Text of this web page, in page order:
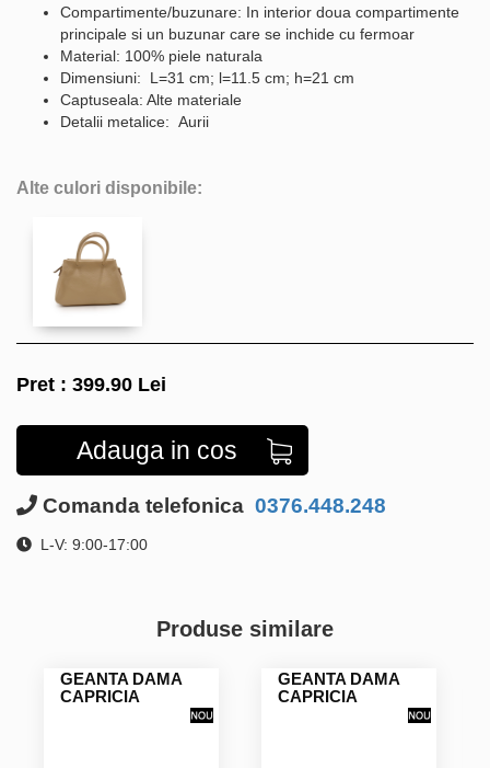
Compartimente/buzunare: In interior doua compartimente
principale si un buzunar care se inchide cu fermoar
Material: 100% piele naturala
Dimensiuni: L=31 cm; l=11.5 cm; h=21 cm
Captuseala: Alte materiale
Detalii metalice: Aurii
Alte culori disponibile:
Pret : 399.90 Lei
Adauga in cos
Comanda telefonica 0376.448.248
L-V: 9:00-17:00
Produse similare
GEANTA DAMA
CAPRICIA
GEANTA DAMA
CAPRICIA